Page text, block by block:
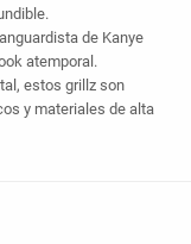
de Kanye
atemporal.
estos grillz son
y materiales de alta